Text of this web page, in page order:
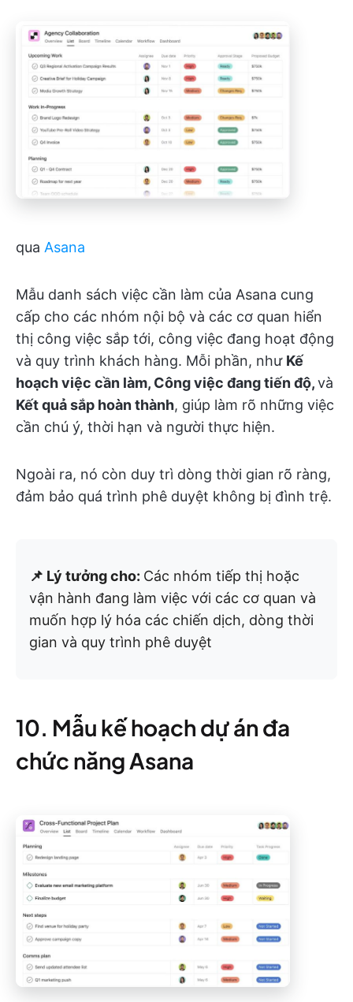
qua Asana
Mẫu danh sách việc cần làm của Asana cung
cấp cho các nhóm nội bộ và các cơ quan hiển
thị công việc sắp tới, công việc đang hoạt động
và quy trình khách hàng. Mỗi phần, như Kế
hoạch việc cần làm, Công việc đang tiến độ,và
Kết quả sắp hoàn thành, giúp làm rõ những việc
cần chú ý, thời hạn và người thực hiện.
Ngoài ra, nó còn duy trì dòng thời gian rõ ràng,
đảm bảo quá trình phê duyệt không bị đình trệ.
📌 Lý tưởng cho: Các nhóm tiếp thị hoặc
vận hành đang làm việc với các cơ quan và
muốn hợp lý hóa các chiến dịch, dòng thời
gian và quy trình phê duyệt
10. Mẫu kế hoạch dự án đa
chức năng Asana